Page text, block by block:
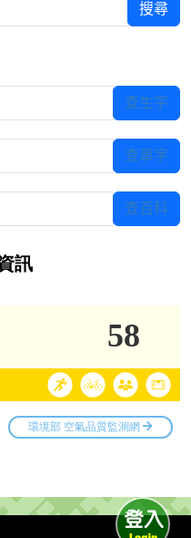
搜尋
查生字
查單字
查百科